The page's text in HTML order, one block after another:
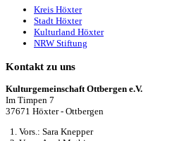
Kreis Höxter
Stadt Höxter
Kulturland Höxter
NRW Stiftung
Kontakt zu uns
Kulturgemeinschaft Ottbergen e.V.
Im Timpen 7
37671 Höxter - Ottbergen
1. Vors.: Sara Knepper